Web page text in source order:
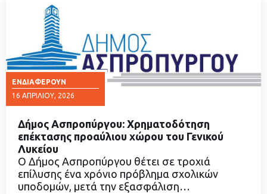
ΕΝΔΙΑΦΈΡΟΥΝ
16 ΑΠΡΙΛΊΟΥ, 2026
ΔΙΑΒΑΣΤΕ ΠΕΡΙΣΣΟΤΕΡΑ
Δήμος Ασπροπύργου: Χρηματοδότηση
επέκτασης προαύλιου χώρου του Γενικού
Λυκείου
Ο Δήμος Ασπροπύργου θέτει σε τροχιά
επίλυσης ένα χρόνιο πρόβλημα σχολικών
υποδομών, μετά την εξασφάλιση…